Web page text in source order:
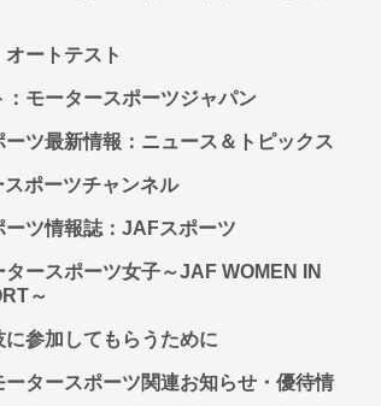
ートテスト
：モータースポーツジャパン
ーツ最新情報：ニュース＆トピックス
ポーツチャンネル
ーツ情報誌：JAFスポーツ
ースポーツ女子～JAF WOMEN IN
～
参加してもらうために
ータースポーツ関連お知らせ・優待情